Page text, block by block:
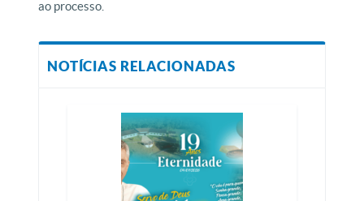
ao processo.
NOTÍCIAS RELACIONADAS